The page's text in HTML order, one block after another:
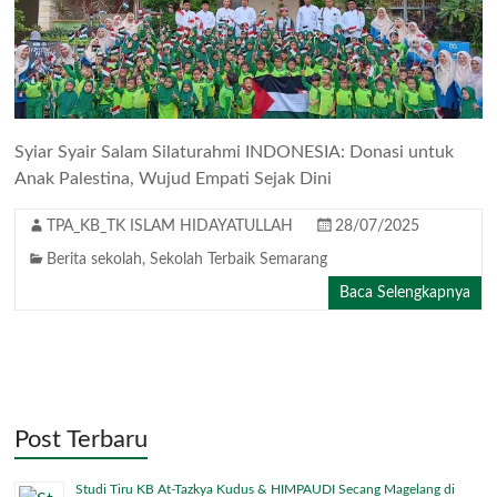
Syiar Syair Salam Silaturahmi INDONESIA: Donasi untuk
Anak Palestina, Wujud Empati Sejak Dini
TPA_KB_TK ISLAM HIDAYATULLAH 28/07/2025
Berita sekolah,Sekolah Terbaik Semarang
Baca Selengkapnya
Post Terbaru
Studi Tiru KB At-Tazkya Kudus & HIMPAUDI Secang Magelang di